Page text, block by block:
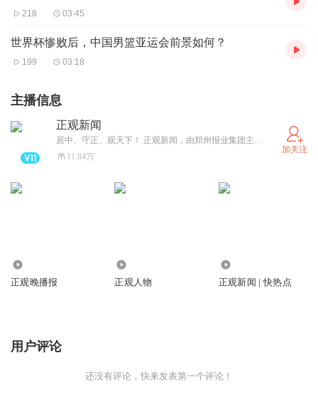
果声称自己从不装腔，这个行为，本身就是一种装
腔。”《装腔启示录》也描绘了一群“以不装为装”的老狐狸，
众逐渐发现他们为了持续维持看似轻松的“体面”，其精心设
计的伪装相比身处第一重的主角团而言，更冷漠可惧，不禁
不知满口不趋公卿之人更俗。”
在一次看似闲聊中被对方告知“烧仓房”的故事。原来，在一
些富人眼中，怀揣野心和欲望的女孩一眼就会被看穿，但他
值、尊严扫地。而让观众更觉不寒而栗的，是唐影回应马其
218 03:45
世界杯惨败后，中国男篮亚运会前景如何？
199 03:18
主播信息
正观新闻
居中、守正、观天下！ 正观新闻，由郑州报业集团主办，是郑州市全力打造的“扎根郑州、立足中原、放眼全球”的拥有较强影响力的新型主流媒体，集“新闻+政务+服务”于一体的突出文化和国际视野的新媒体平台。
11.84万
加关注
正观晚播报 正观人物 正观新闻 | 快热点
用户评论
还没有评论，快来发表第一个评论！